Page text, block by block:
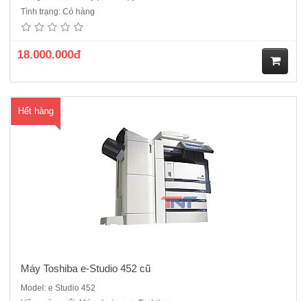
Tình trạng: Có hàng
18.000.000đ
Hết hàng
bản/ phút - Chức năng: Copy + In mạng + Scan Trắng Đen- Bộ nạp và
đảo 2 mặt bản gốc tự động (ARDF),Bộ đảo 2 mặt bản sao tự động
Máy Toshiba e-Studio 452 cũ
Model: e Studio 452